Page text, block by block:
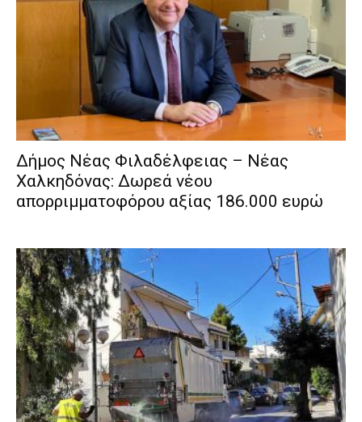
Δήμος Νέας Φιλαδέλφειας – Νέας
Χαλκηδόνας: Δωρεά νέου
απορριμματοφόρου αξίας 186.000 ευρώ